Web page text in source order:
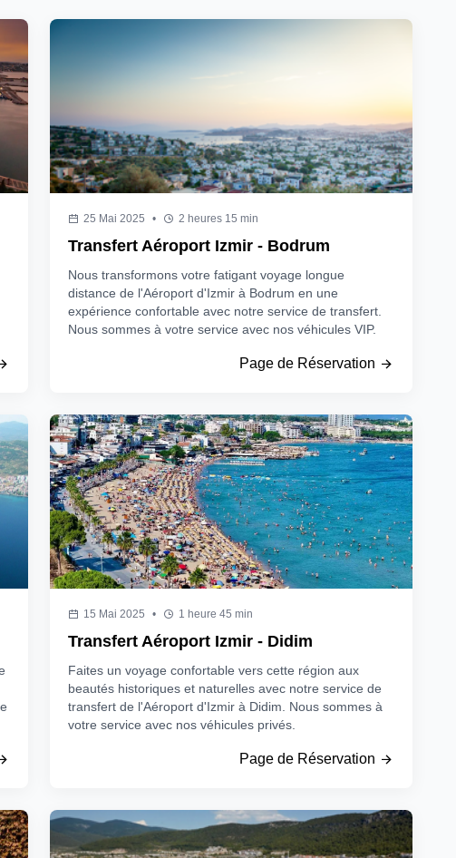
25 Mai 2025 • 2 heures 15 min
Transfert Aéroport Izmir - Bodrum
Nous transformons votre fatigant voyage longue
distance de l'Aéroport d'Izmir à Bodrum en une
expérience confortable avec notre service de transfert.
Nous sommes à votre service avec nos véhicules VIP.
Page de Réservation
15 Mai 2025 • 1 heure 45 min
Transfert Aéroport Izmir - Didim
Faites un voyage confortable vers cette région aux
beautés historiques et naturelles avec notre service de
transfert de l'Aéroport d'Izmir à Didim. Nous sommes à
votre service avec nos véhicules privés.
Page de Réservation